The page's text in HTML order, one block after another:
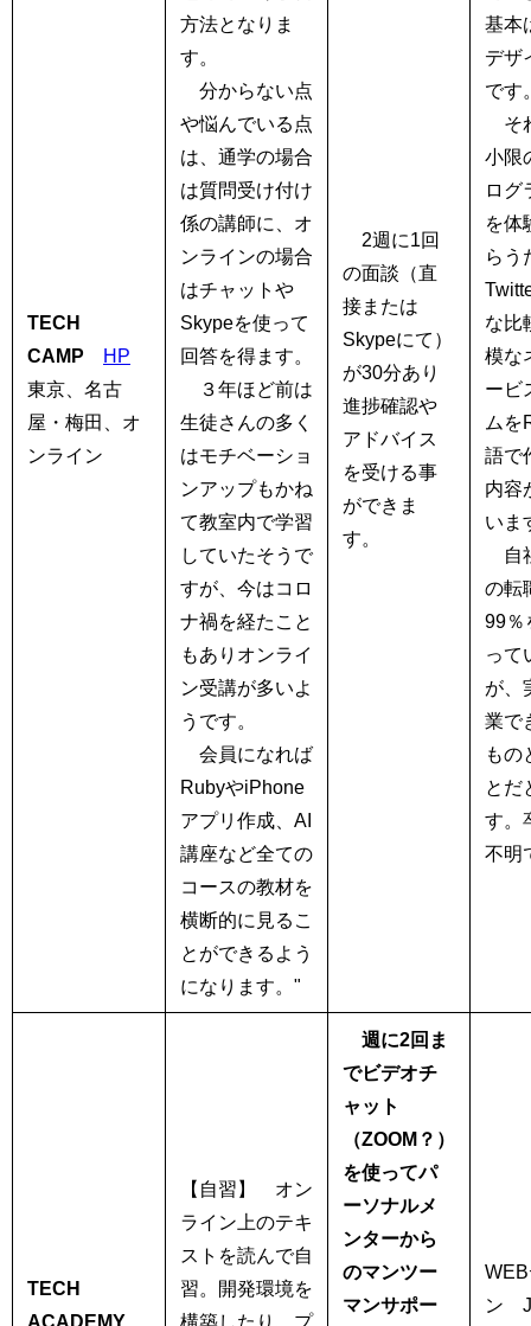
TECH
CAMP
HP
東京、名古
屋・梅田、オ
ンライン
方法となりま
す。
分からない点
や悩んでいる点
は、通学の場合
は質問受け付け
係の講師に、オ
ンラインの場合
はチャットや
Skypeを使って
回答を得ます。
３年ほど前は
生徒さんの多く
はモチベーショ
ンアップもかね
て教室内で学習
していたそうで
すが、今はコロ
ナ禍を経たこと
もありオンライ
ン受講が多いよ
うです。
会員になれば
RubyやiPhone
アプリ作成、AI
講座など全ての
コースの教材を
横断的に見るこ
とができるよう
になります。"
2週に1回
の面談（直
接または
Skypeにて）
が30分あり
進捗確認や
アドバイス
を受ける事
ができま
す。
基本
デザ
です
そ
小限
ログ
を体
らう
な比
模な
ービ
ムを
語で
内容
いま
自
の転
99％
って
が、
業で
もの
とだ
す。
不明
TECH
ACADEMY
【自習】
オン
ライン上のテキ
ストを読んで自
習。開発環境を
構築したり、プ
週に2回ま
でビデオチ
ャット
（ZOOM？）
を使ってパ
ーソナルメ
ンターから
のマンツー
マンサポー
ン